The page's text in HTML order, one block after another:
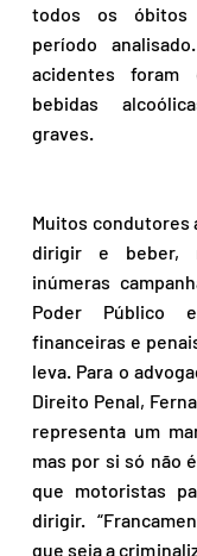
todos os
período
acidentes foram
bebidas
graves.
Muitos condutores
dirigir e beber,
inúmeras
Poder Público
financeiras e
leva. Para o
Direito Penal,
representa um
mas por si só não
que motoristas
dirigir.
que seja a